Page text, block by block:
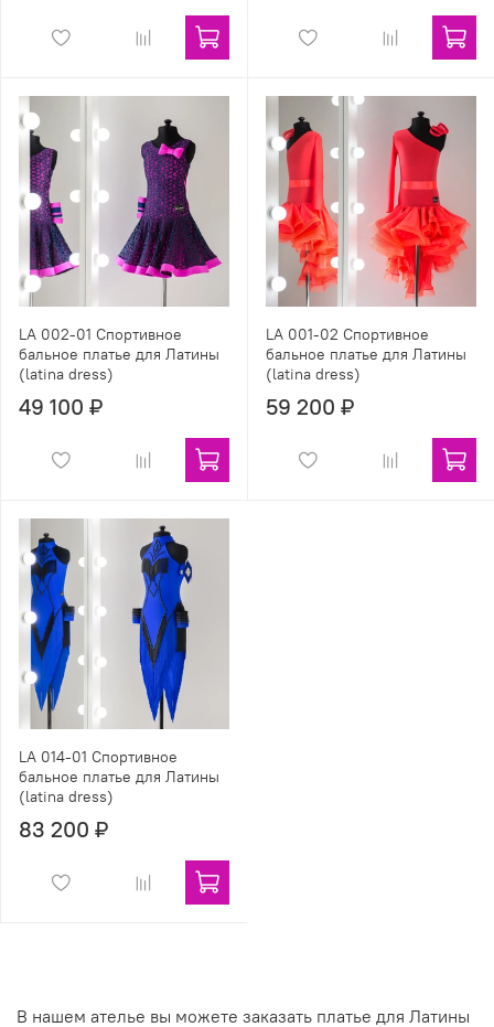
LA 002-01 Спортивное
бальное платье для Латины
(latina dress)
49 100 ₽
LA 001-02 Спортивное
бальное платье для Латины
(latina dress)
59 200 ₽
LA 014-01 Спортивное
бальное платье для Латины
(latina dress)
83 200 ₽
В нашем ателье вы можете заказать платье для Латины